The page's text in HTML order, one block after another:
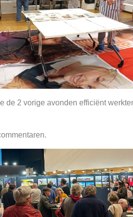
2 vorige avonden efficiënt